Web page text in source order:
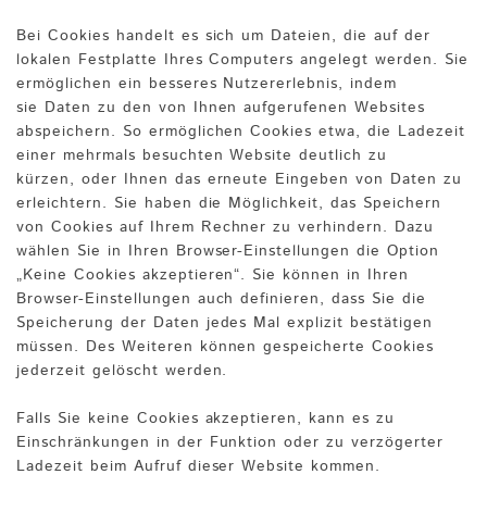
Bei Cookies handelt es sich um Dateien, die auf der
lokalen Festplatte Ihres Computers angelegt werden. Sie
ermöglichen ein besseres Nutzererlebnis, indem
sie Daten zu den von Ihnen aufgerufenen Websites
abspeichern. So ermöglichen Cookies etwa, die Ladezeit
einer mehrmals besuchten Website deutlich zu
kürzen, oder Ihnen das erneute Eingeben von Daten zu
erleichtern. Sie haben die Möglichkeit, das Speichern
von Cookies auf Ihrem Rechner zu verhindern. Dazu
wählen Sie in Ihren Browser-Einstellungen die Option
„Keine Cookies akzeptieren“. Sie können in Ihren
Browser-Einstellungen auch definieren, dass Sie die
Speicherung der Daten jedes Mal explizit bestätigen
müssen. Des Weiteren können gespeicherte Cookies
jederzeit gelöscht werden.
Falls Sie keine Cookies akzeptieren, kann es zu
Einschränkungen in der Funktion oder zu verzögerter
Ladezeit beim Aufruf dieser Website kommen.